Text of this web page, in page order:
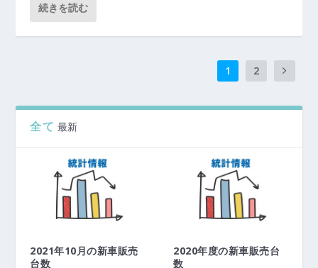
続きを読む
1 2
全て 最新
2021年10月の新車販売
台数
2020年度の新車販売台
数